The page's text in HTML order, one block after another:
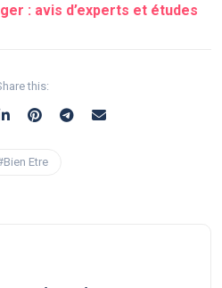
: avis d’experts et études
this:
Etre